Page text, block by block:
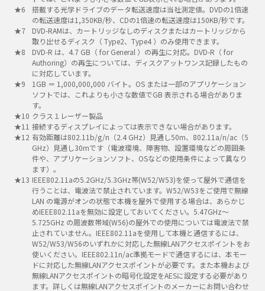
搭載する光学ドライブのデータ転送速度は当社測定値。DVDの1倍速
の転送速度は1,350KB/秒、CDの1倍速の転送速度は150KB/秒です。
DVD-RAMは、カートリッジなしのディスクまたはカートリッジから
取り出せるディスク（ Type2、Type4 ）のみ使用できます。
DVD-R は、4.7 GB（ for General ）の再生に対応。DVD-R（ for
Authoring）の再生については、ディスクアットワンス記録したもの
に対応しています。
1GB ＝ 1,000,000,000 バイト。OS または一部のアプリケーション
ソフトでは、これよりも小さな数値でGB 表示される場合がありま
す。
クラス１レーザー製品
接続するディスプレイによっては表示できない場合があります。
有効距離は802.11b/g/n（2.4 GHz）見通し50m、802.11a/n/ac（5
GHz）見通し30mです（電波環境、障害物、設置環境などの周囲条
件や、アプリケーションソフト、OSなどの使用条件によって異なり
ます）。
IEEE802.11aの5.2GHz/5.3GHz帯(W52/W53)を使って屋外で通信を
行うことは、電波法で禁止されています。W52/W53をご使用で無線
LAN の電源がオンの状態で本機を屋外で使用する場合は、あらかじ
めIEEE802.11aを無効に設定しておいてください。5.47GHz～
5.725GHz の周波数帯域(W56)の屋外での使用については電波法で禁
止されていません。IEEE802.11aを使用して本機と通信するには、
W52/W53/W56のいずれかに対応した無線LANアクセスポイントをお
使いください。IEEE802.11n/ac準拠モードで通信するには、本モー
ドに対応した無線LANアクセスポイントが必要です。また本機および
無線LANアクセスポイントの暗号化設定をAESに設定する必要があり
ます。詳しくは無線LANアクセスポイントのメーカーにお問い合わせ